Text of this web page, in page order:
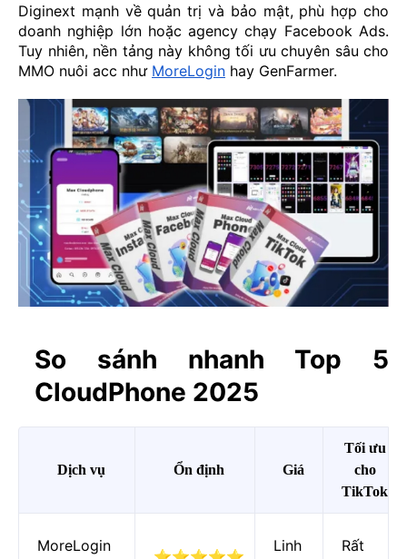
Diginext mạnh về quản trị và bảo mật, phù hợp cho
doanh nghiệp lớn hoặc agency chạy Facebook Ads.
Tuy nhiên, nền tảng này không tối ưu chuyên sâu cho
MMO nuôi acc như MoreLogin hay GenFarmer.
So sánh nhanh Top 5
CloudPhone 2025
Dịch vụ Ổn định Giá
Tối ưu
cho
TikTok
MoreLogin
Linh
Rất